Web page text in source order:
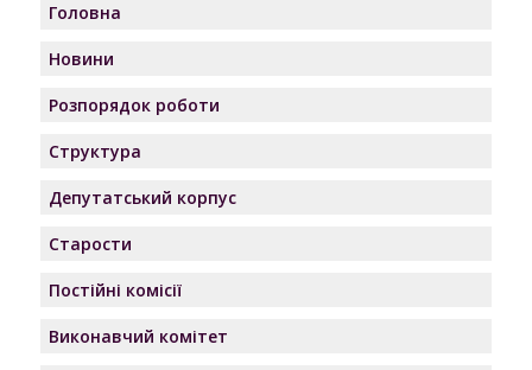
Головна
Новини
Розпорядок роботи
Структура
Депутатський корпус
Старости
Постійні комісії
Виконавчий комітет